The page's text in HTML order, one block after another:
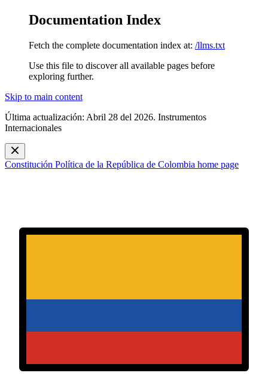
Documentation Index
Fetch the complete documentation index at: /llms.txt
Use this file to discover all available pages before
exploring further.
Skip to main content
Última actualización: Abril 28 del 2026. Instrumentos
Internacionales
Constitución Política de la República de Colombia home page